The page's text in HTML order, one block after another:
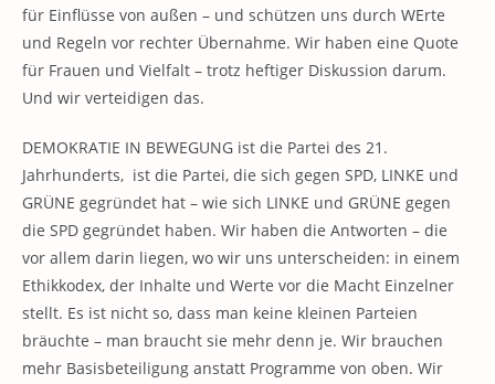
für Einflüsse von außen – und schützen uns durch WErte
und Regeln vor rechter Übernahme. Wir haben eine Quote
für Frauen und Vielfalt – trotz heftiger Diskussion darum.
Und wir verteidigen das.
DEMOKRATIE IN BEWEGUNG ist die Partei des 21.
Jahrhunderts, ist die Partei, die sich gegen SPD, LINKE und
GRÜNE gegründet hat – wie sich LINKE und GRÜNE gegen
die SPD gegründet haben. Wir haben die Antworten – die
vor allem darin liegen, wo wir uns unterscheiden: in einem
Ethikkodex, der Inhalte und Werte vor die Macht Einzelner
stellt. Es ist nicht so, dass man keine kleinen Parteien
bräuchte – man braucht sie mehr denn je. Wir brauchen
mehr Basisbeteiligung anstatt Programme von oben. Wir